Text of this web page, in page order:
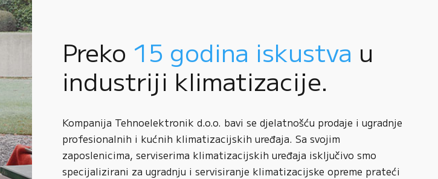
Preko 15 godina iskustva u
industriji klimatizacije.
Kompanija Tehnoelektronik d.o.o. bavi se djelatnošću prodaje i ugradnje
profesionalnih i kućnih klimatizacijskih uređaja. Sa svojim
zaposlenicima, serviserima klimatizacijskih uređaja isključivo smo
specijalizirani za ugradnju i servisiranje klimatizacijske opreme prateći